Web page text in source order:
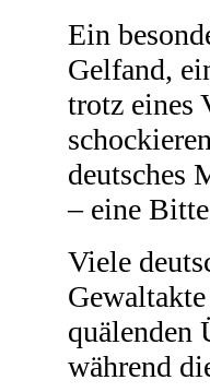
Ein
Gelfand,
trotz eines
deutsches
– eine
Viele
quälenden
während